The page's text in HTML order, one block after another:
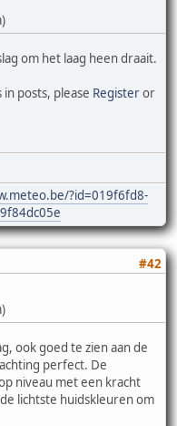
om het laag heen draait.
posts, please Registeror
?id=019f6fd8-
#42
ook goed te zien aan de
perfect. De
niveau met een kracht
lichtste huidskleuren om